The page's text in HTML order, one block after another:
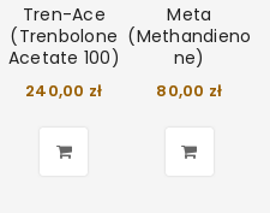
Tren-Ace
(Trenbolone
Acetate 100)
240,00 zł
Meta
(Methandieno
ne)
80,00 zł